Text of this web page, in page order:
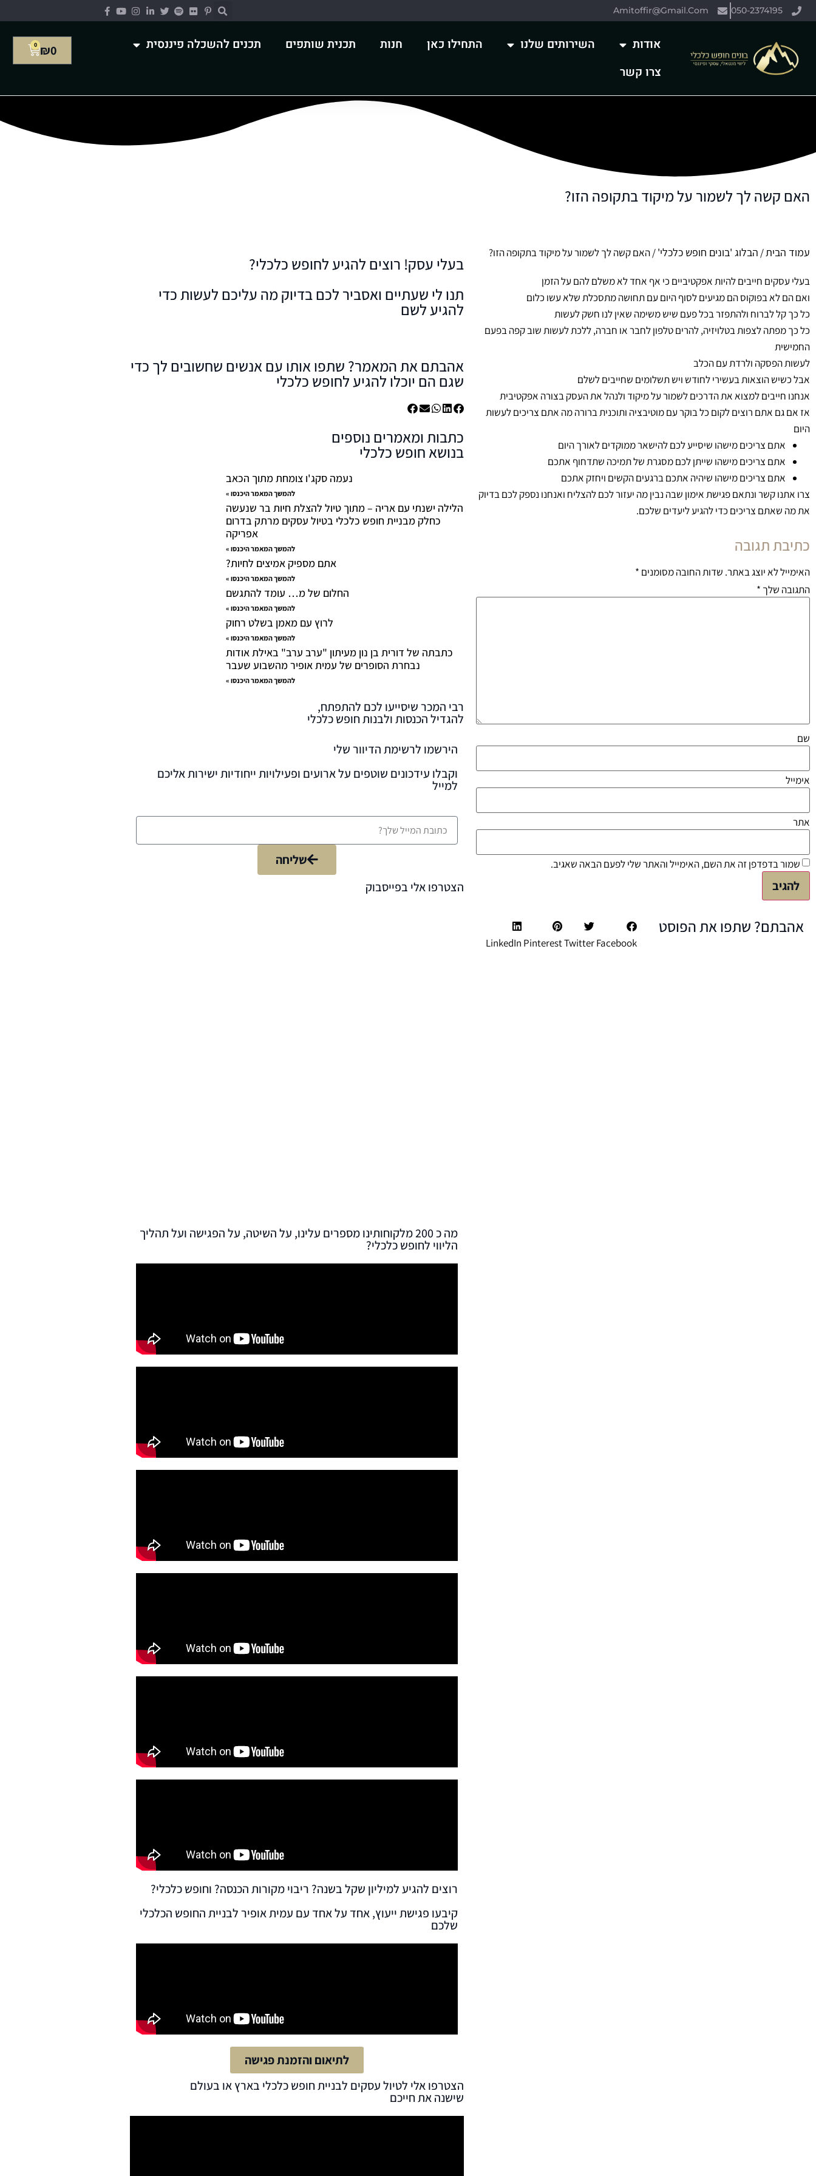
050-2374195
Amitoffir@Gmail.Com
אודות השירותים שלנו התחילו כאן חנות תכנית שותפים
תכנים להשכלה פיננסית
צרו קשר
₪0
0
האם קשה לך לשמור על מיקוד בתקופה הזו?
עמוד הבית/ הבלוג 'בונים חופש כלכלי'/ האם קשה לך לשמור על מיקוד בתקופה הזו?
בעלי עסקים חייבים להיות אפקטיביים כי אף אחד לא משלם להם על הזמן
ואם הם לא בפוקוס הם מגיעים לסוף היום עם תחושה מתסכלת שלא עשו כלום
כל כך קל לברוח ולהתפזר בכל פעם שיש משימה שאין לנו חשק לעשות
כל כך מפתה לצפות בטלויזיה, להרים טלפון לחבר או חברה, ללכת לעשות שוב קפה בפעם
החמישית
לעשות הפסקה ולרדת עם הכלב
אבל כשיש הוצאות בעשירי לחודש ויש תשלומים שחייבים לשלם
אנחנו חייבים למצוא את הדרכים לשמור על מיקוד ולנהל את העסק בצורה אפקטיבית
אז אם גם אתם רוצים לקום כל בוקר עם מוטיבציה ותוכנית ברורה מה אתם צריכים לעשות
היום
אתם צריכים מישהו שיסייע לכם להישאר ממוקדים לאורך היום
אתם צריכים מישהו שייתן לכם מסגרת של תמיכה שתדחוף אתכם
אתם צריכים מישהו שיהיה אתכם ברגעים הקשים ויחזק אתכם
צרו אתנו קשר ונתאם פגישת אימון שבה נבין מה יעזור לכם להצליח ואנחנו נספק לכם בדיוק
את מה שאתם צריכים כדי להגיע ליעדים שלכם.
כתיבת תגובה
האימייל לא יוצג באתר. שדות החובה מסומנים *
התגובה שלך *
שם
אימייל
אתר
שמור בדפדפן זה את השם, האימייל והאתר שלי לפעם הבאה שאגיב.
אהבתם? שתפו את הפוסט
Facebook
Twitter
Pinterest
LinkedIn
בעלי עסק! רוצים להגיע לחופש כלכלי?
תנו לי שעתיים ואסביר לכם בדיוק מה עליכם לעשות כדי
להגיע לשם
אהבתם את המאמר? שתפו אותו עם אנשים שחשובים לך כדי
שגם הם יוכלו להגיע לחופש כלכלי
כתבות ומאמרים נוספים
בנושא חופש כלכלי
נעמה סקג'ו צומחת מתוך הכאב
להמשך המאמר היכנסו »
הלילה ישנתי עם אריה – מתוך טיול להצלת חיות בר שנעשה
כחלק מבניית חופש כלכלי בטיול עסקים מרתק בדרום
אפריקה
להמשך המאמר היכנסו »
אתם מספיק אמיצים לחיות?
להמשך המאמר היכנסו »
החלום של מ… עומד להתגשם
להמשך המאמר היכנסו »
לרוץ עם מאמן בשלט רחוק
להמשך המאמר היכנסו »
כתבתה של דורית בן נון מעיתון "ערב ערב" באילת אודות
נבחרת הסופרים של עמית אופיר מהשבוע שעבר
להמשך המאמר היכנסו »
רבי המכר שיסייעו לכם להתפתח,
להגדיל הכנסות ולבנות חופש כלכלי
הירשמו לרשימת הדיוור שלי
וקבלו עידכונים שוטפים על ארועים ופעילויות ייחודיות ישירות אליכם
למייל
שליחה
הצטרפו אלי בפייסבוק
מה כ 200 מלקוחותינו מספרים עלינו, על השיטה, על הפגישה ועל תהליך
הליווי לחופש כלכלי?
רוצים להגיע למיליון שקל בשנה? ריבוי מקורות הכנסה? וחופש כלכלי?
קיבעו פגישת ייעוץ, אחד על אחד עם עמית אופיר לבניית החופש הכלכלי
שלכם
לתיאום והזמנת פגישה
הצטרפו אלי לטיול עסקים לבניית חופש כלכלי בארץ או בעולם
שישנה את חייכם